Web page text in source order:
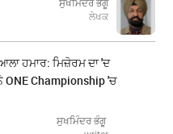
ਲੇਖਕ
ਹਮਾਰ: ਮਿਜ਼ੋਰਮ ਦਾ 'ਦ
ONE Championship 'ਚ
ਸੁਖਮਿੰਦਰ ਭੰਗੂ